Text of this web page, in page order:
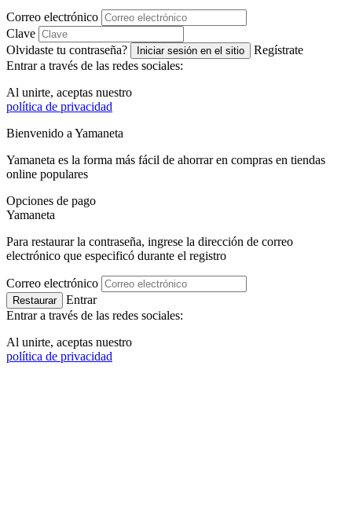
Correo electrónico
Clave
Olvidaste tu contraseña?
Iniciar sesión en el sitio
Regístrate
Entrar a través de las redes sociales:
Al unirte, aceptas nuestro
política de privacidad
Bienvenido a Yamaneta
Yamaneta es la forma más fácil de ahorrar en compras en tiendas
online populares
Opciones de pago
Yamaneta
Para restaurar la contraseña, ingrese la dirección de correo
electrónico que especificó durante el registro
Correo electrónico
Restaurar
Entrar
Entrar a través de las redes sociales:
Al unirte, aceptas nuestro
política de privacidad